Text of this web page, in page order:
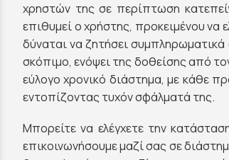
χρηστών της σε περίπτωση
επιθυμεί ο χρήστης, προκειμένου να
δύναται να ζητήσει συμπληρωματικά
σκόπιμο, ενόψει της δοθείσης από
εύλογο χρονικό διάστημα, με κάθε
εντοπίζοντας τυχόν σφάλματά της.
Μπορείτε να ελέγχετε την
επικοινωνήσουμε μαζί σας σε